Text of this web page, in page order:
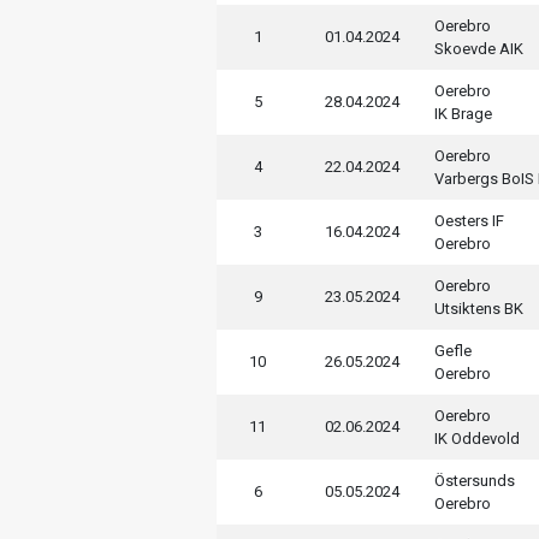
1 01.04.2024
Oerebro
Skoevde AIK
5 28.04.2024
Oerebro
IK Brage
4 22.04.2024
Oerebro
Varbergs BoIS
3 16.04.2024
Oesters IF
Oerebro
9 23.05.2024
Oerebro
Utsiktens BK
10 26.05.2024
Gefle
Oerebro
11 02.06.2024
Oerebro
IK Oddevold
6 05.05.2024
Östersunds
Oerebro